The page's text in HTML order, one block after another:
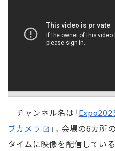
チャンネル名は「
ブカメラ
」。会場の6カ所
タイムに映像を配信している